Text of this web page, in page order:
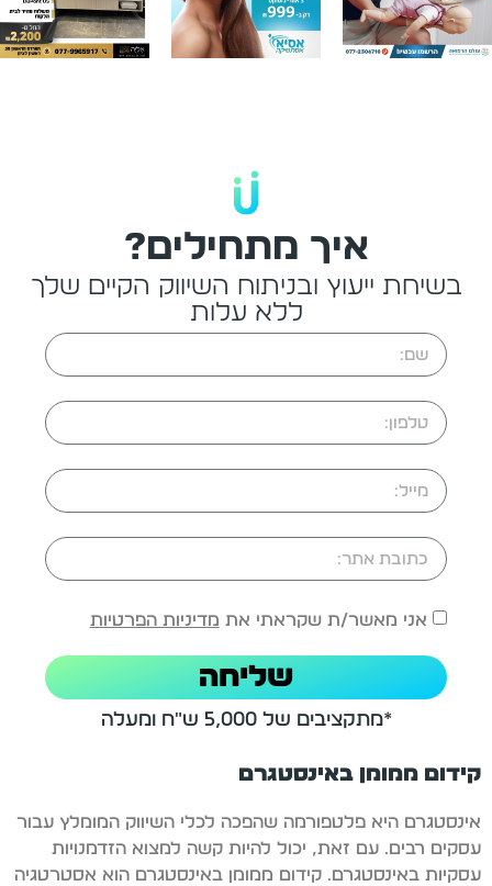
איך מתחילים?
בשיחת ייעוץ ובניתוח השיווק הקיים שלך
ללא עלות
אני מאשר/ת שקראתי את מדיניות הפרטיות
שליחה
*מתקציבים של 5,000 ש"ח ומעלה
קידום ממומן באינסטגרם
אינסטגרם היא פלטפורמה שהפכה לכלי השיווק המומלץ עבור
עסקים רבים. עם זאת, יכול להיות קשה למצוא הזדמנויות
עסקיות באינסטגרם. קידום ממומן באינסטגרם הוא אסטרטגיה